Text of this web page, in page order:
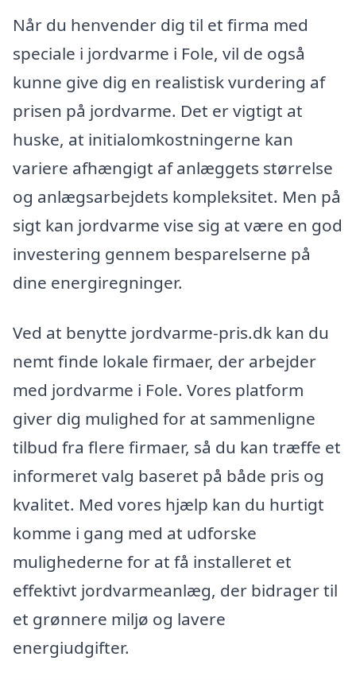
Når du henvender dig til et firma med
speciale i jordvarme i Fole, vil de også
kunne give dig en realistisk vurdering af
prisen på jordvarme. Det er vigtigt at
huske, at initialomkostningerne kan
variere afhængigt af anlæggets størrelse
og anlægsarbejdets kompleksitet. Men på
sigt kan jordvarme vise sig at være en god
investering gennem besparelserne på
dine energiregninger.
Ved at benytte jordvarme-pris.dk kan du
nemt finde lokale firmaer, der arbejder
med jordvarme i Fole. Vores platform
giver dig mulighed for at sammenligne
tilbud fra flere firmaer, så du kan træffe et
informeret valg baseret på både pris og
kvalitet. Med vores hjælp kan du hurtigt
komme i gang med at udforske
mulighederne for at få installeret et
effektivt jordvarmeanlæg, der bidrager til
et grønnere miljø og lavere
energiudgifter.